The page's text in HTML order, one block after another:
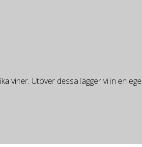
viner. Utöver dessa lägger vi in en